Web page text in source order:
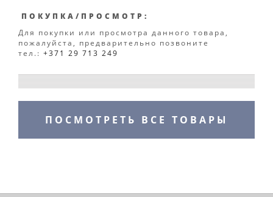
ПОКУПКА/ПРОСМОТР:
Для покупки или просмотра данного товара,
пожалуйста, предварительно позвоните
тел.: +371 29 713 249
ПОСМОТРЕТЬ ВСЕ ТОВАРЫ